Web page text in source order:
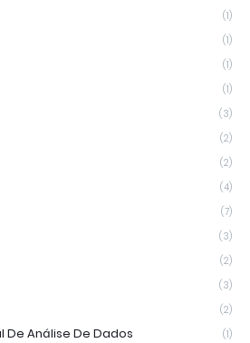
(1)
(1)
(1)
(1)
(3)
(2)
(2)
(4)
(7)
(3)
(2)
(3)
(2)
Análise De Dados (1)